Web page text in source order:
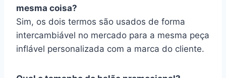
mesma coisa?
Sim, os dois termos são usados de forma
intercambiável no mercado para a mesma peça
inflável personalizada com a marca do cliente.